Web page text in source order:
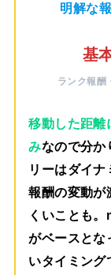
明解な
基
ランク報酬
移動した距離
みなので分か
リーはダイ
報酬の変動が
くいことも
がベースとな
いタイミング